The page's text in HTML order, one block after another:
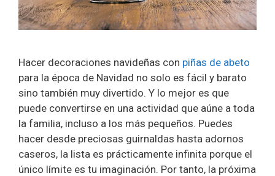
Hacer decoraciones navideñas con piñas de abeto
para la época de Navidad no solo es fácil y barato
sino también muy divertido. Y lo mejor es que
puede convertirse en una actividad que aúne a toda
la familia, incluso a los más pequeños. Puedes
hacer desde preciosas guirnaldas hasta adornos
caseros, la lista es prácticamente infinita porque el
único límite es tu imaginación. Por tanto, la próxima